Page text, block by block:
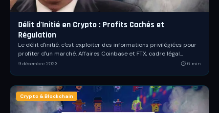
Délit d'Initié en Crypto : Profits Cachés et
Régulation
Le délit d'initié, c'est exploiter des informations privilégiées pour
profiter d'un marché. Affaires Coinbase et FTX, cadre légal
français, AMF et nouveau règlement MiCA : tout comprendre.
9 décembre 2023 ⏱ 6 min
Crypto & Blockchain